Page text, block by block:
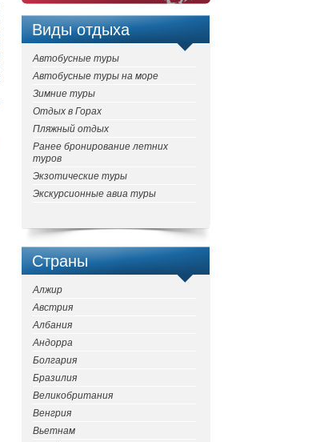
Виды отдыха
Автобусные туры
Автобусные туры на море
Зимние туры
Отдых в Горах
Пляжный отдых
Ранее бронирование летних
туров
Экзотические туры
Экскурсионные авиа туры
Страны
Алжир
Австрия
Албания
Андорра
Болгария
Бразилия
Великобритания
Венгрия
Вьетнам